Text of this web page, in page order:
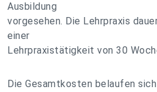
Ausbildung
vorgesehen. Die Lehrpraxis
einer
Lehrpraxistätigkeit von 30
Die Gesamtkosten belaufen